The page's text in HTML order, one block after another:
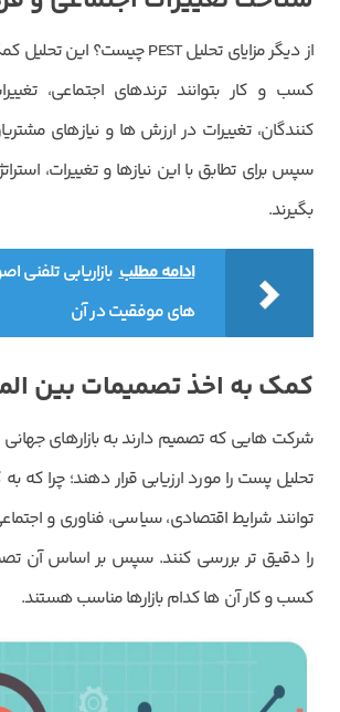
از دیگر مزایای تحلیل PEST
چیست؟ این تحلیل
کسب و کار بتوانند ترندهای اجتماعی،
کنندگان، تغییرات در ارزش‌ ها و نیازهای
سپس برای تطابق با این نیازها و تغییرات،
بگیرند.
ادامه مطلب بازاریابی
های موفقیت در آن
کمک به اخذ تصمیمات بین
شرکت‌ هایی که تصمیم دارند به بازارهای جهانی
تحلیل پست را مورد ارزیابی قرار دهند؛ چرا که
‌توانند شرایط اقتصادی، سیاسی، فناوری و
را دقیق ‌تر بررسی کنند. سپس بر اساس آن
کسب و کار آن ها کدام بازارها مناسب هستند.
ارسال کد
ویرایش شماره موبایل
دریافت مجدد کد:00:59
تایید کد